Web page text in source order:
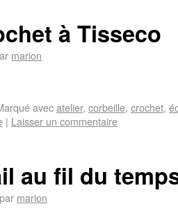
à Tisseco
marion
avecatelier, corbeille, crochet,
| Laisser un commentaire
au fil du
par marion